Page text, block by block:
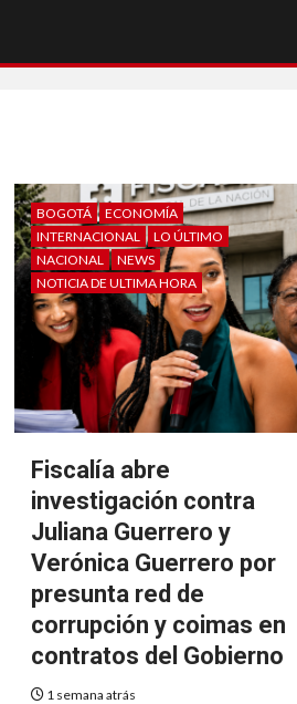
BOGOTÁ
ECONOMÍA
INTERNACIONAL
LO ÚLTIMO
NACIONAL
NEWS
NOTICIA DE ULTIMA HORA
Fiscalía abre
investigación contra
Juliana Guerrero y
Verónica Guerrero por
presunta red de
corrupción y coimas en
contratos del Gobierno
1 semana atrás